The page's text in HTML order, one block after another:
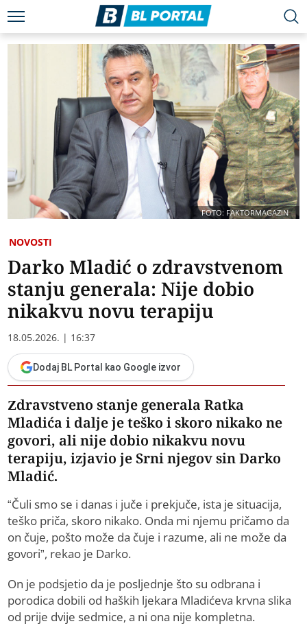
FOTO: FAKTORMAGAZIN
NOVOSTI
Darko Mladić o zdravstvenom
stanju generala: Nije dobio
nikakvu novu terapiju
18.05.2026. | 16:37
Dodaj BL Portal kao Google izvor
Zdravstveno stanje generala Ratka
Mladića i dalje je teško i skoro nikako ne
govori, ali nije dobio nikakvu novu
terapiju, izjavio je Srni njegov sin Darko
Mladić.
“Čuli smo se i danas i juče i prekjuče, ista je situacija,
teško priča, skoro nikako. Onda mi njemu pričamo da
on čuje, pošto može da čuje i razume, ali ne može da
govori”, rekao je Darko.
On je podsjetio da je posljednje što su odbrana i
porodica dobili od haških ljekara Mladićeva krvna slika
od prije dvije sedmice, a ni ona nije kompletna.